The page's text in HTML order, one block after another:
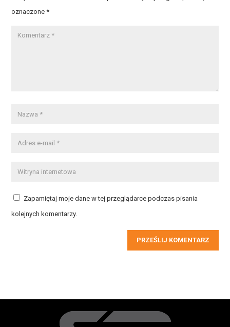
oznaczone*
Zapamiętaj moje dane w tej przeglądarce podczas pisania
kolejnych komentarzy.
PRZEŚLIJ KOMENTARZ